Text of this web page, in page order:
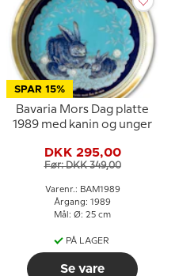
SPAR 15%
Bavaria Mors Dag platte
1989 med kanin og unger
DKK 295,00
Før: DKK 349,00
Varenr.: BAM1989
Årgang: 1989
Mål: Ø: 25 cm
PÅ LAGER
Se vare